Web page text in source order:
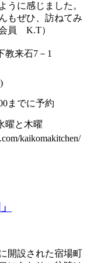
うに感じました。
もぜひ、訪ねてみ
員 K.T）
教来石7－1
までに予約
曜と木曜
kaikomakitchen/
開設された宿場町